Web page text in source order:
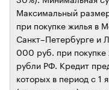
Максимальный
при покупке жилья в
Санкт–Петербурге и
000 руб. при покупке
рубли РФ. Кредит
которых в период с 1